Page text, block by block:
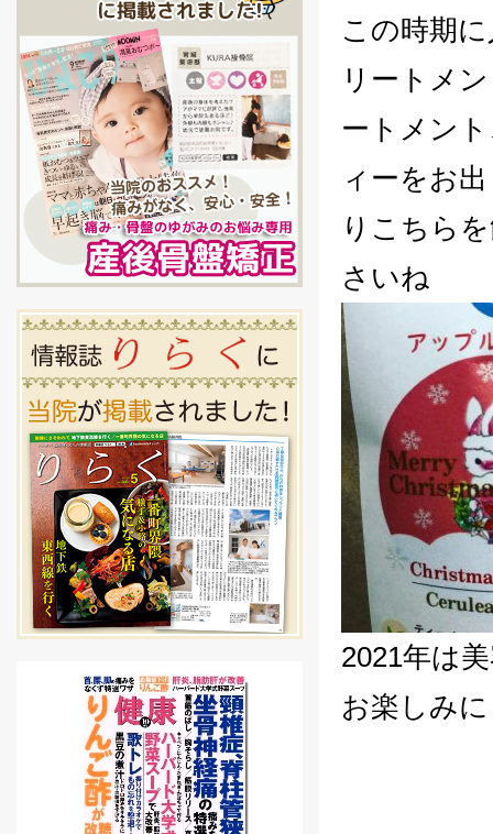
この時期
リートメ
ートメン
ィーをお
りこちら
さいね
2021年は
お楽しみに